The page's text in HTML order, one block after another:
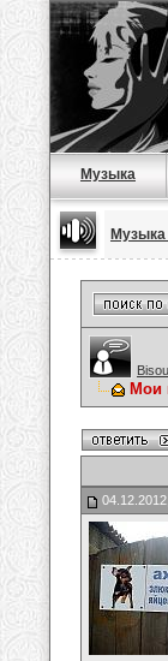
Музыка
Музыка
Мои